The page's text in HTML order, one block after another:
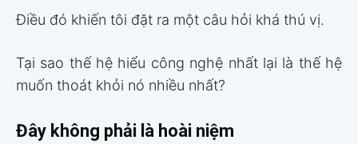
Điều đó khiến tôi đặt ra một câu hỏi khá thú vị.
Tại sao thế hệ hiểu công nghệ nhất lại là thế hệ
muốn thoát khỏi nó nhiều nhất?
Đây không phải là hoài niệm